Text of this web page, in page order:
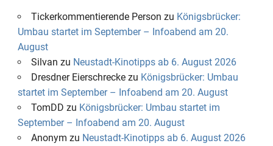
Tickerkommentierende Person zu Königsbrücker:
Umbau startet im September – Infoabend am 20.
August
Silvan zu Neustadt-Kinotipps ab 6. August 2026
Dresdner Eierschreckezu Königsbrücker: Umbau
startet im September – Infoabend am 20. August
TomDD zu Königsbrücker: Umbau startet im
September – Infoabend am 20. August
Anonym zu Neustadt-Kinotipps ab 6. August 2026